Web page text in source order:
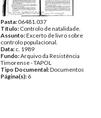
Pasta:06481.037
Título: Controlo de natalidade.
Assunto:Excerto de livro sobre
controlo populacional.
Data: c. 1989
Fundo:Arquivo da Resistência
Timorense - TAPOL
Tipo Documental:Documentos
Página(s): 6